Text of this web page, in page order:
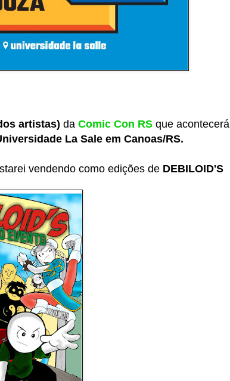
artistas) da Comic Con RSque acontecerá
La Sale em Canoas/RS.
vendendo como edições de DEBILOID'S